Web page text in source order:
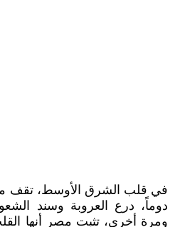
في قلب الشرق الأوسط، تقف
دوماً، درع العروبة وسند
ومرة أخرى، تثبت مصر أنها